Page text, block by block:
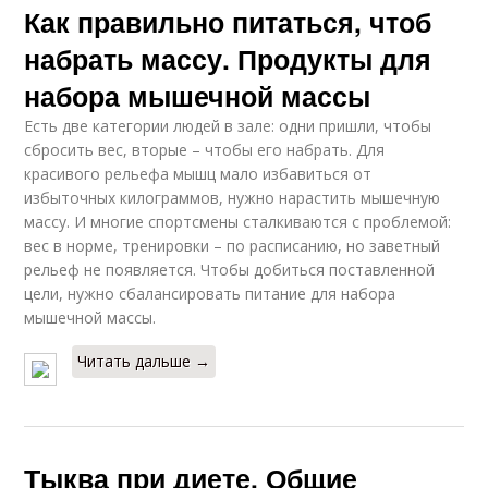
Как правильно питаться, чтоб
набрать массу. Продукты для
набора мышечной массы
Есть две категории людей в зале: одни пришли, чтобы
сбросить вес, вторые – чтобы его набрать. Для
красивого рельефа мышц мало избавиться от
избыточных килограммов, нужно нарастить мышечную
массу. И многие спортсмены сталкиваются с проблемой:
вес в норме, тренировки – по расписанию, но заветный
рельеф не появляется. Чтобы добиться поставленной
цели, нужно сбалансировать питание для набора
мышечной массы.
Читать дальше →
Тыква при диете. Общие